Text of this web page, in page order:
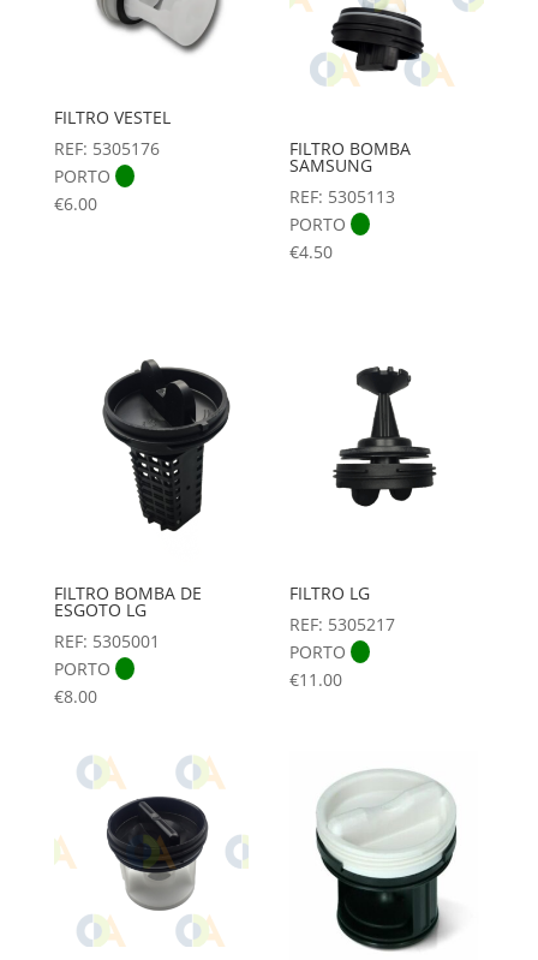
FILTRO VESTEL
REF: 5305176
PORTO
€6.00
FILTRO BOMBA
SAMSUNG
REF: 5305113
PORTO
€4.50
FILTRO BOMBA DE
ESGOTO LG
REF: 5305001
PORTO
€8.00
FILTRO LG
REF: 5305217
PORTO
€11.00